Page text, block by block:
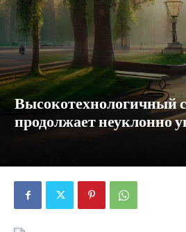
Высокотехнологичный
продолжает неуклонно